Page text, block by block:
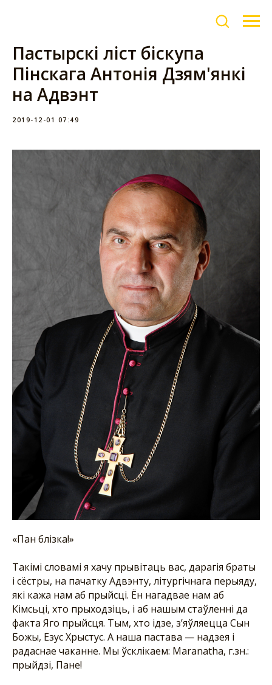
Пастырскі ліст біскупа
Пінскага Антонія Дзям'янкі
на Адвэнт
2019-12-01 07:49
«Пан блізка!»
Такімі словамі я хачу прывітаць вас, дарагія браты
і сёстры, на пачатку Адвэнту, літургічнага перыяду,
які кажа нам аб прыйсці. Ён нагадвае нам аб
Кімсьці, хто прыходзіць, і аб нашым стаўленні да
факта Яго прыйсця. Тым, хто ідзе, з’яўляецца Сын
Божы, Езус Хрыстус. А наша пастава — надзея і
радаснае чаканне. Мы ўсклікаем: Maranatha, г.зн.:
прыйдзі, Пане!